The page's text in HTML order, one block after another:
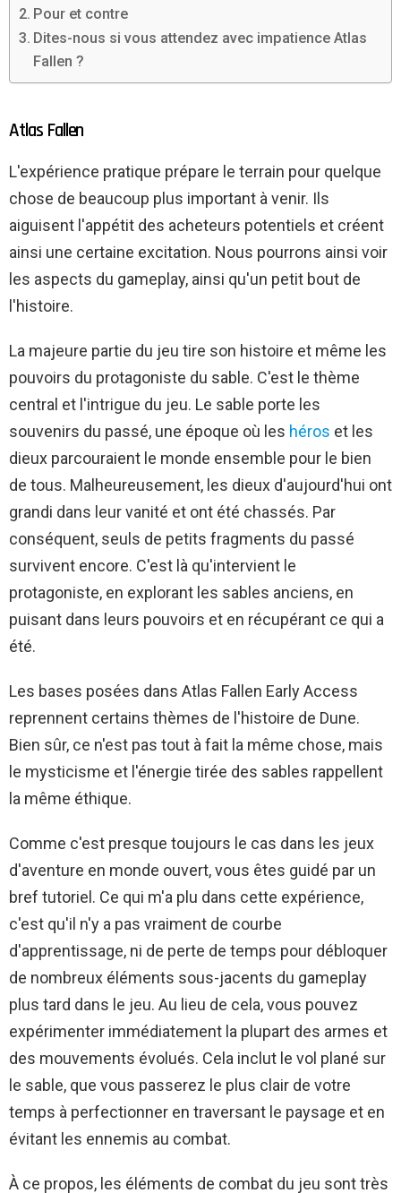
Pour et contre
Dites-nous si vous attendez avec impatience Atlas
Fallen ?
Atlas Fallen
L'expérience pratique prépare le terrain pour quelque
chose de beaucoup plus important à venir. Ils
aiguisent l'appétit des acheteurs potentiels et créent
ainsi une certaine excitation. Nous pourrons ainsi voir
les aspects du gameplay, ainsi qu'un petit bout de
l'histoire.
La majeure partie du jeu tire son histoire et même les
pouvoirs du protagoniste du sable. C'est le thème
central et l'intrigue du jeu. Le sable porte les
souvenirs du passé, une époque où les héros et les
dieux parcouraient le monde ensemble pour le bien
de tous. Malheureusement, les dieux d'aujourd'hui ont
grandi dans leur vanité et ont été chassés. Par
conséquent, seuls de petits fragments du passé
survivent encore. C'est là qu'intervient le
protagoniste, en explorant les sables anciens, en
puisant dans leurs pouvoirs et en récupérant ce qui a
été.
Les bases posées dans Atlas Fallen Early Access
reprennent certains thèmes de l'histoire de Dune.
Bien sûr, ce n'est pas tout à fait la même chose, mais
le mysticisme et l'énergie tirée des sables rappellent
la même éthique.
Comme c'est presque toujours le cas dans les jeux
d'aventure en monde ouvert, vous êtes guidé par un
bref tutoriel. Ce qui m'a plu dans cette expérience,
c'est qu'il n'y a pas vraiment de courbe
d'apprentissage, ni de perte de temps pour débloquer
de nombreux éléments sous-jacents du gameplay
plus tard dans le jeu. Au lieu de cela, vous pouvez
expérimenter immédiatement la plupart des armes et
des mouvements évolués. Cela inclut le vol plané sur
le sable, que vous passerez le plus clair de votre
temps à perfectionner en traversant le paysage et en
évitant les ennemis au combat.
À ce propos, les éléments de combat du jeu sont très